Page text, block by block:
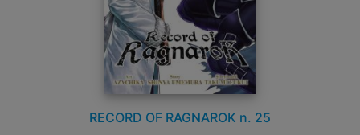
RECORD OF RAGNAROK n. 25